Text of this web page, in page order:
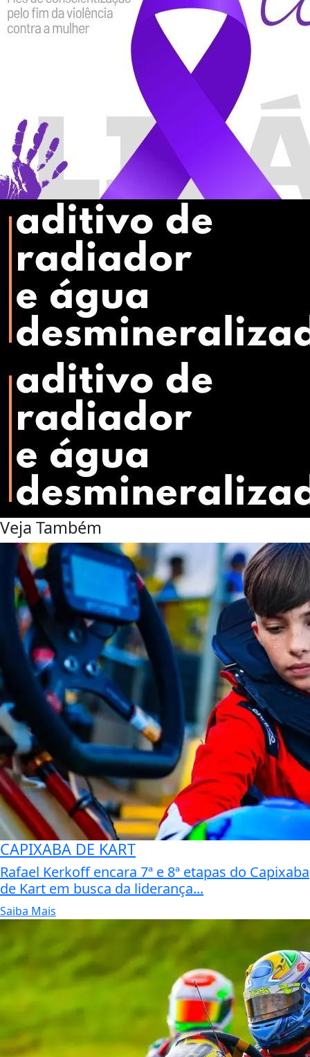
Veja Também
CAPIXABA DE KART
Rafael Kerkoff encara 7ª e 8ª etapas do Capixaba
de Kart em busca da liderança...
Saiba Mais